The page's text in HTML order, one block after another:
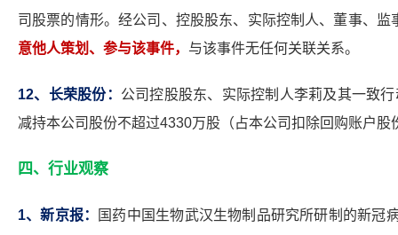
司股票的情形。经公司、控股股东、实际控制人、董事、监
意他人策划、参与该事件， 与该事件无任何关联关系。
12、长荣股份： 公司控股股东、实际控制人李莉及其一致
减持本公司股份不超过4330万股（占本公司扣除回购账户
四、行业观察
1、新京报：
国药中国生物武汉生物制品研究所研制的新